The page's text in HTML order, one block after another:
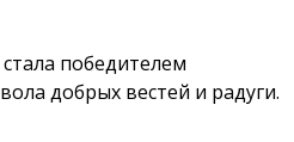
победителем
добрых вестей и радуги.